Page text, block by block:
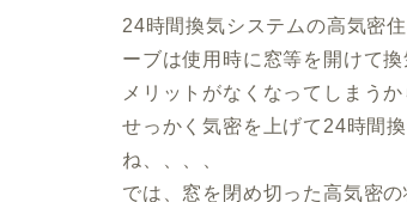
24時間換気システムの高気密
ーブは使用時に窓等を開けて
メリットがなくなってしまうか
せっかく気密を上げて24時間
ね、、、、
では、窓を閉め切った高気密